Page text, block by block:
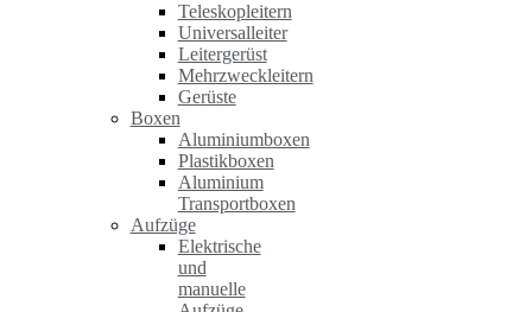
Teleskopleitern
Universalleiter
Leitergerüst
Mehrzweckleitern
Gerüste
Boxen
Aluminiumboxen
Plastikboxen
Aluminium
Transportboxen
Aufzüge
Elektrische
und
manuelle